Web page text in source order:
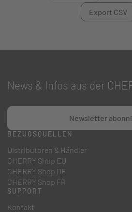
Export CSV
News & Infos aus der
Newsletter
BEZUGSQUELLEN
Distributoren & Händler
CHERRY Shop EU
CHERRY Shop DE
CHERRY Shop FR
SUPPORT
Kontakt